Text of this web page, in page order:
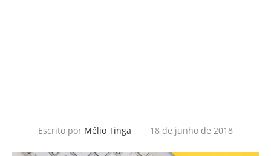
Escrito por Mélio Tinga 18 de junho de 2018